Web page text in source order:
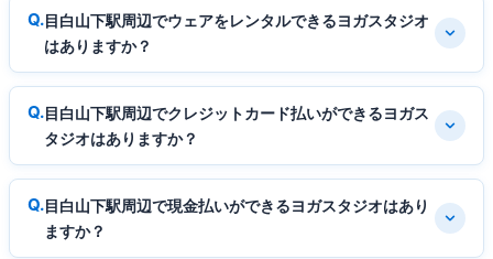
目白山下駅周辺でウェアをレンタルできるヨガスタジオ
はありますか？
目白山下駅周辺でクレジットカード払いができるヨガス
タジオはありますか？
目白山下駅周辺で現金払いができるヨガスタジオはあり
ますか？